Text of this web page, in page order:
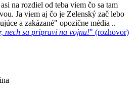
na rozdiel od teba viem čo sa tam
Ja viem aj čo je Zelenský zač lebo
a zakázané" opozične média ..
nech sa pripraví na vojnu!" (rozhovor)